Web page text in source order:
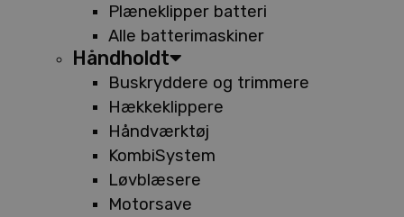
Plæneklipper batteri
Alle batterimaskiner
Håndholdt
Buskryddere og trimmere
Hækkeklippere
Håndværktøj
KombiSystem
Løvblæsere
Motorsave